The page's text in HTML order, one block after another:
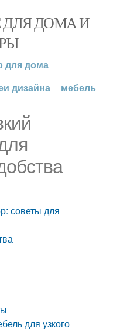
ДЛЯ ДОМА И
для дома
дизайна мебель
советы для
для узкого